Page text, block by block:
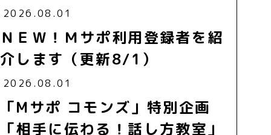
2026.08.01
ＮＥＷ！Ｍサポ利用登録者を紹
介します（更新8/1）
2026.08.01
「Mサポ コモンズ」特別企画
「相手に伝わる！話し方教室」